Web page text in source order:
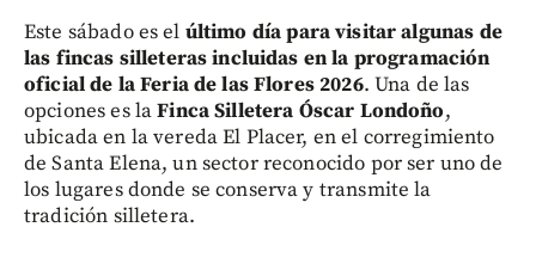
Este sábado es el último día para visitar algunas de
las fincas silleteras incluidas en la programación
oficial de la Feria de las Flores 2026. Una de las
opciones es laFinca Silletera Óscar Londoño,
ubicada en la vereda El Placer, en el corregimiento
de Santa Elena, un sector reconocido por ser uno de
los lugares donde se conserva y transmite la
tradición silletera.